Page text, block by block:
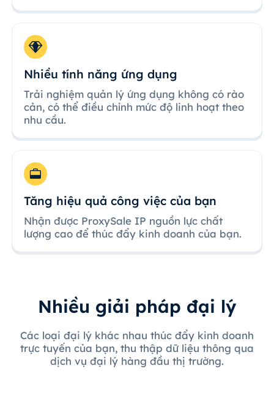
Nhiều tính năng ứng dụng
Trải nghiệm quản lý ứng dụng không có rào
cản, có thể điều chỉnh mức độ linh hoạt theo
nhu cầu.
Tăng hiệu quả công việc của bạn
Nhận được ProxySale IP nguồn lực chất
lượng cao để thúc đẩy kinh doanh của bạn.
Nhiều giải pháp đại lý
Các loại đại lý khác nhau thúc đẩy kinh doanh
trực tuyến của bạn, thu thập dữ liệu thông qua
dịch vụ đại lý hàng đầu thị trường.